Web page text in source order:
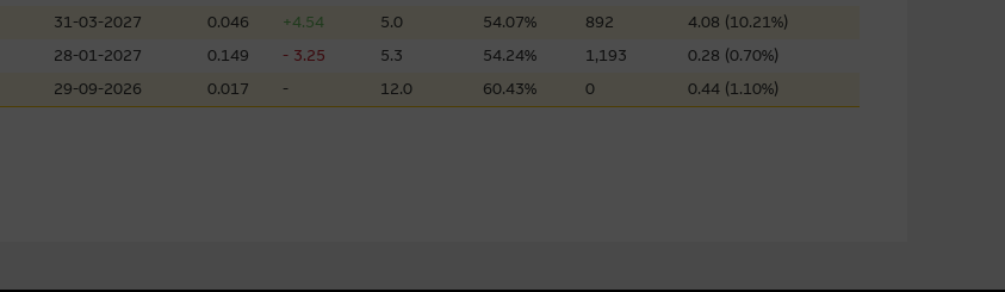
31-03-2027 0.046 +4.54 5.0 54.07% 892
4.08 (10.21%)
28-01-2027 0.149 - 3.25 5.3 54.24% 1,193
0.28 (0.70%)
29-09-2026 0.017 - 12.0 60.43% 0 0.44 (1.10%)
亦不為資料的準確程度、完整性及合時性負上責任，除非這是有關適用的的法律及/或法規所規定。
合約的根據，以購買或銷售任何證券、貸款或其他工具。網站內容由麥格理集團所準備的資料編製
。產品的過去業績並不保證或預測將來表現。
完整、合時及準確，對任何因任何形式(包括疏忽)由於網站內容的錯誤、失實、遺漏、或任何人士對